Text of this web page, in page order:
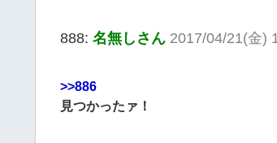
888: 名無しさん 2017/04/21(金)
>>886
見つかったァ！